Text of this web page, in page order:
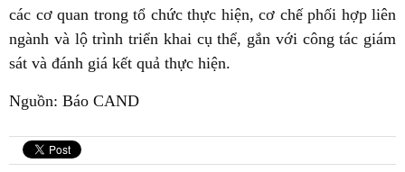
các cơ quan trong tổ chức thực hiện, cơ chế phối hợp liên
ngành và lộ trình triển khai cụ thể, gắn với công tác giám
sát và đánh giá kết quả thực hiện.
Nguồn: Báo CAND